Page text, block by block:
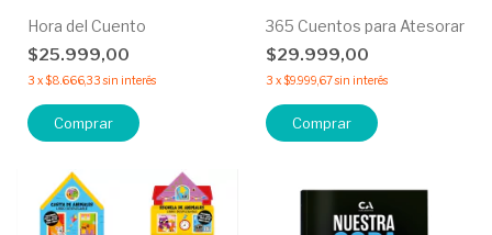
Hora del Cuento
$25.999,00
3 x$8.666,33 sin interés
Comprar
365 Cuentos para Atesorar
$29.999,00
3 x$9.999,67sin interés
Comprar